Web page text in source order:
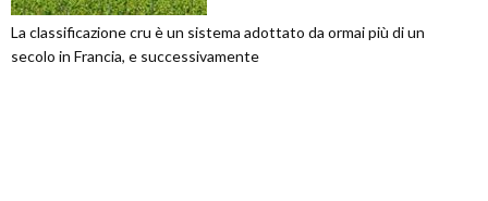
La classificazione cru è un sistema adottato da ormai più di un
secolo in Francia, e successivamente